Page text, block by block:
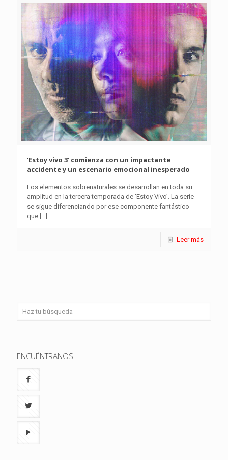
‘Estoy vivo 3’ comienza con un impactante
accidente y un escenario emocional inesperado
Los elementos sobrenaturales se desarrollan en toda su
amplitud en la tercera temporada de ‘Estoy Vivo’. La serie
se sigue diferenciando por ese componente fantástico
que […]
Leer más
ENCUÉNTRANOS